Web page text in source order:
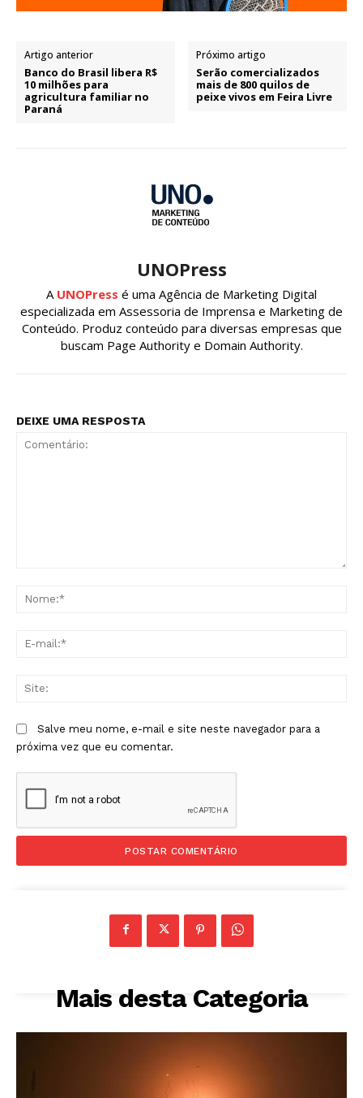
Artigo anterior
Banco do Brasil libera R$
10 milhões para
agricultura familiar no
Paraná
Próximo artigo
Serão comercializados
mais de 800 quilos de
peixe vivos em Feira Livre
UNOPress
A UNOPress é uma Agência de Marketing Digital
especializada em Assessoria de Imprensa e Marketing de
Conteúdo. Produz conteúdo para diversas empresas que
buscam Page Authority e Domain Authority.
DEIXE UMA RESPOSTA
Salve meu nome, e-mail e site neste navegador para a
próxima vez que eu comentar.
Mais desta Categoria